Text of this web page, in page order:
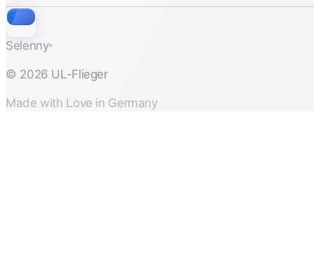
S
Selenny®
© 2026 UL-Flieger
Made with Love in Germany